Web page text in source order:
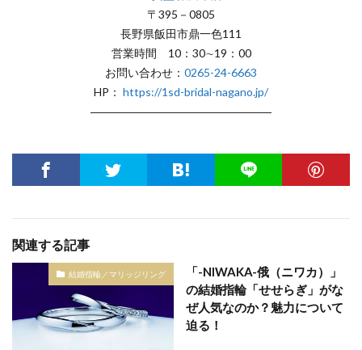
〒395－0805
長野県飯田市鼎一色111
営業時間 10：30∼19：00
お問い合わせ： 0265-24-6663
HP： https://1sd-bridal-nagano.jp/
――――――――――――――――
関連する記事
結婚指輪／マリッジリング
「-NIWAKA-俄（ニワカ）」
の結婚指輪「せせらぎ」がな
ぜ人気なのか？魅力について
迫る！